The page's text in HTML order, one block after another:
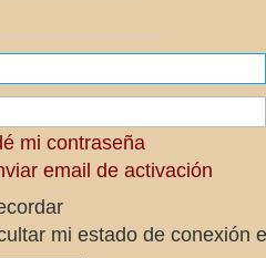
mi contraseña
email de activación
mi estado de conexión